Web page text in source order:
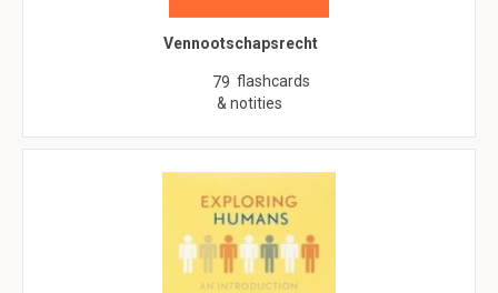
Vennootschapsrecht
79 flashcards
& notities